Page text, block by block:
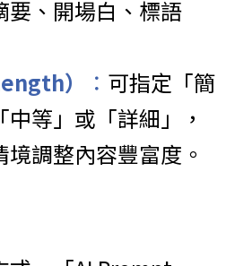
要、開場白、標語
）
： 可指定「簡
中等」或「詳細」，
境調整內容豐富度。